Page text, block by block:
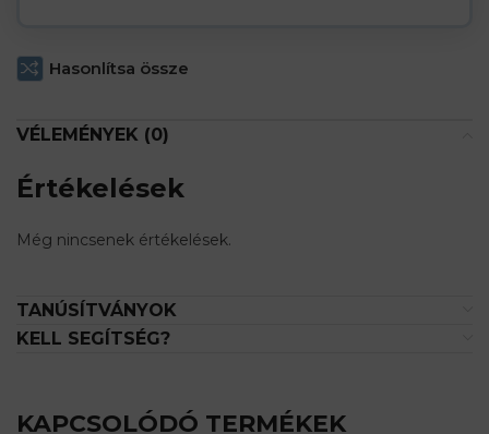
Hasonlítsa össze
VÉLEMÉNYEK (0)
Értékelések
Még nincsenek értékelések.
TANÚSÍTVÁNYOK
KELL SEGÍTSÉG?
KAPCSOLÓDÓ TERMÉKEK